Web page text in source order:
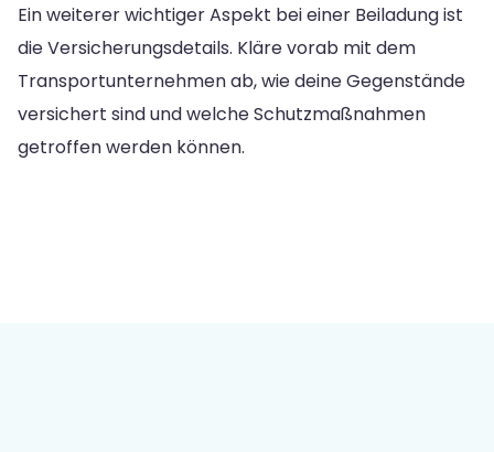
Ein weiterer wichtiger Aspekt bei einer Beiladung ist
die Versicherungsdetails. Kläre vorab mit dem
Transportunternehmen ab, wie deine Gegenstände
versichert sind und welche Schutzmaßnahmen
getroffen werden können.